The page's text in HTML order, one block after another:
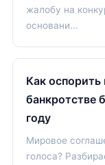
жалобу на
основани...
Как
банкротстве
году
Мировое
голоса?